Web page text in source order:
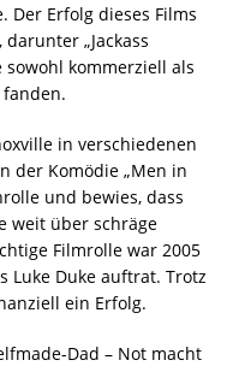
Der Erfolg dieses Films
„Jackass
sowohl kommerziell als
in verschiedenen
der Komödie „Men in
und bewies, dass
weit über schräge
Filmrolle war 2005
Luke Duke auftrat. Trotz
ein Erfolg.
Dad – Not macht